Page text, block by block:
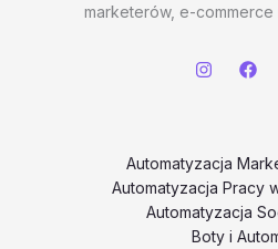
marketerów, e-commerce
Automatyzacja
Automatyzacja Pracy
Automatyzacja
Boty i